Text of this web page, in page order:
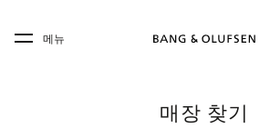
Skip to main footer
메뉴
매장 찾기